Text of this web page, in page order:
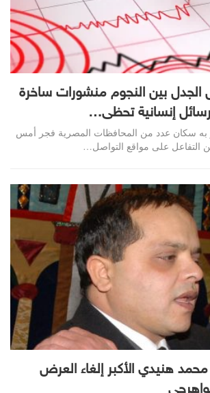
بين النجوم منشورات ساخرة
إنسانية تحظى…
به سكان عدد من المحافظات المصرية فجر أمس
التفاعل على مواقع التواصل…
هنيدي الأكبر إلغاء العرض